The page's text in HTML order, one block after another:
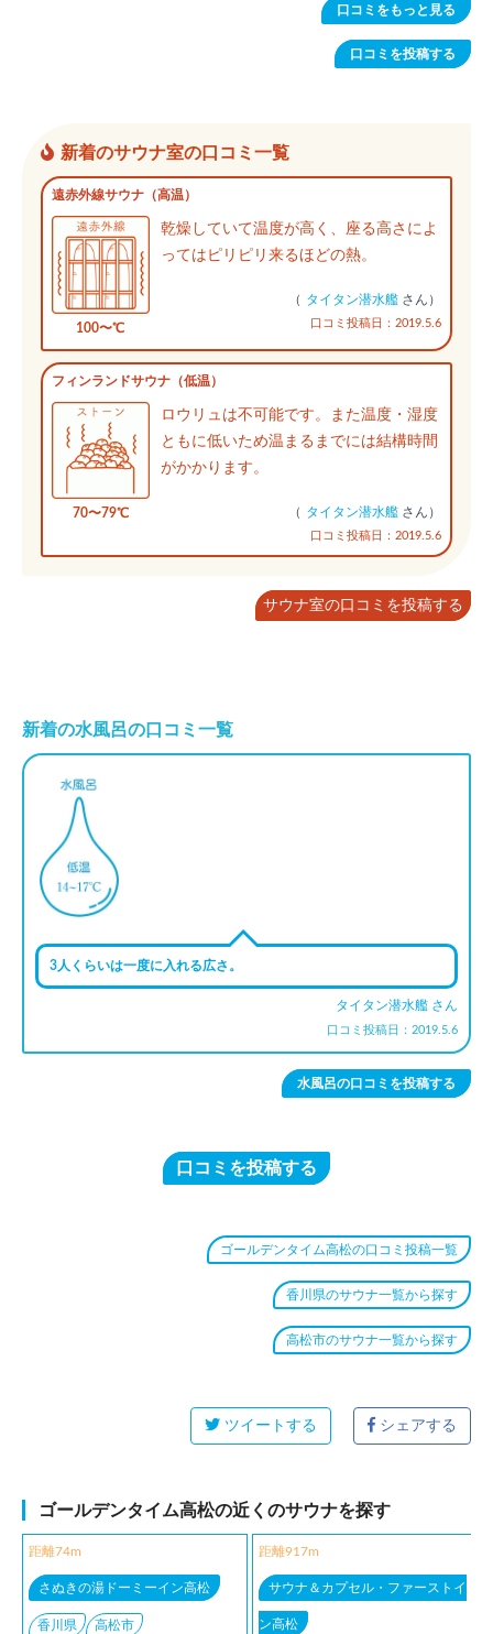
口コミをもっと見る
口コミを投稿する
新着のサウナ室の口コミ一覧
遠赤外線サウナ（高温）
100〜℃
乾燥していて温度が高く、座る高さによ
ってはピリピリ来るほどの熱。
（ タイタン潜水艦 さん）
口コミ投稿日：2019.5.6
フィンランドサウナ（低温）
70〜79℃
ロウリュは不可能です。また温度・湿度
ともに低いため温まるまでには結構時間
がかかります。
（ タイタン潜水艦 さん）
口コミ投稿日：2019.5.6
サウナ室の口コミを投稿する
新着の水風呂の口コミ一覧
3人くらいは一度に入れる広さ。
タイタン潜水艦 さん
口コミ投稿日：2019.5.6
水風呂の口コミを投稿する
口コミを投稿する
ゴールデンタイム高松の口コミ投稿一覧
香川県のサウナ一覧から探す
高松市のサウナ一覧から探す
ツイートする シェアする
ゴールデンタイム高松の近くのサウナを探す
距離74m
さぬきの湯ドーミーイン高松
香川県 高松市
距離917m
サウナ＆カプセル・ファーストイ
ン高松